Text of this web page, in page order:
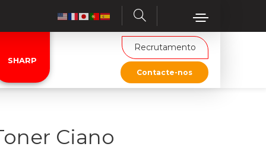
SHARP
Recrutamento
Contacte-nos
Ciano